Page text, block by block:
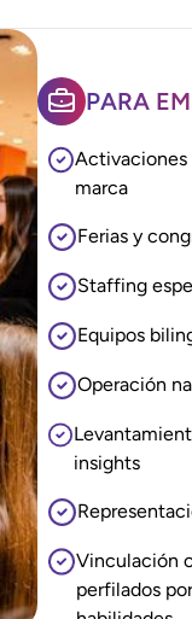
PARA
Activaciones
marca
Ferias y
Staffing
Equipos
Operación
insights
Vinculación
perfilados